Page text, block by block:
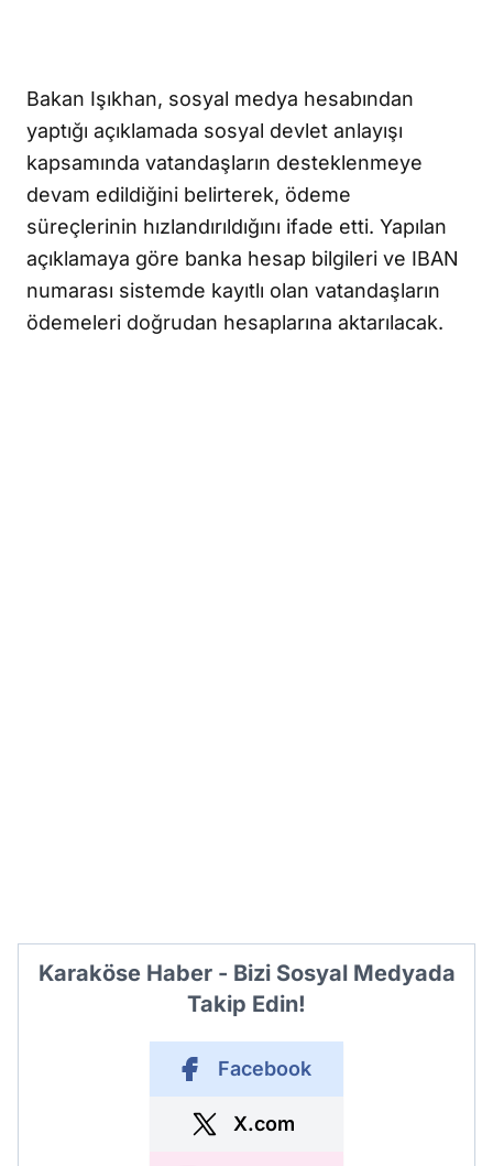
Bakan Işıkhan, sosyal medya hesabından
yaptığı açıklamada sosyal devlet anlayışı
kapsamında vatandaşların desteklenmeye
devam edildiğini belirterek, ödeme
süreçlerinin hızlandırıldığını ifade etti. Yapılan
açıklamaya göre banka hesap bilgileri ve IBAN
numarası sistemde kayıtlı olan vatandaşların
ödemeleri doğrudan hesaplarına aktarılacak.
Karaköse Haber - Bizi Sosyal Medyada
Takip Edin!
Facebook
X.com